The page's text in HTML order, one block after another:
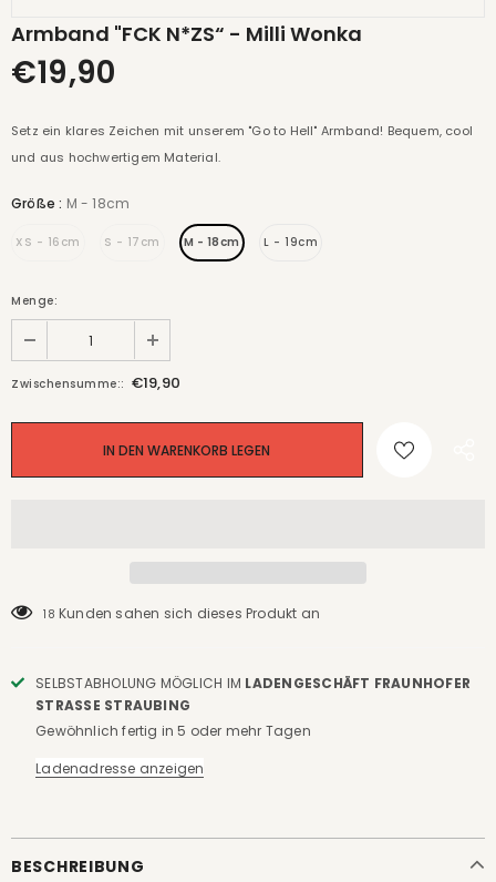
Armband "FCK N*ZS“ - Milli Wonka
€19,90
Setz ein klares Zeichen mit unserem "Go to Hell" Armband! Bequem, cool
und aus hochwertigem Material.
Größe: M - 18cm
XS - 16cm S - 17cm M - 18cm L - 19cm
Menge:
Zwischensumme:: €19,90
18 Kunden sahen sich dieses Produkt an
SELBSTABHOLUNG MÖGLICH IM LADENGESCHÄFT FRAUNHOFER
STRASSE STRAUBING
Gewöhnlich fertig in 5 oder mehr Tagen
Ladenadresse anzeigen
BESCHREIBUNG